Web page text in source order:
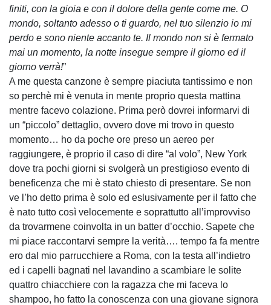
finiti, con la gioia e con il dolore della gente come me. O
mondo, soltanto adesso o ti guardo, nel tuo silenzio io mi
perdo e sono niente accanto te. Il mondo non si è fermato
mai un momento, la notte insegue sempre il giorno ed il
giorno verrà!”
A me questa canzone è sempre piaciuta tantissimo e non
so perchè mi è venuta in mente proprio questa mattina
mentre facevo colazione. Prima però dovrei informarvi di
un “piccolo” dettaglio, ovvero dove mi trovo in questo
momento… ho da poche ore preso un aereo per
raggiungere, è proprio il caso di dire “al volo”, New York
dove tra pochi giorni si svolgerà un prestigioso evento di
beneficenza che mi è stato chiesto di presentare. Se non
ve l’ho detto prima è solo ed eslusivamente per il fatto che
è nato tutto così velocemente e soprattutto all’improvviso
da trovarmene coinvolta in un batter d’occhio. Sapete che
mi piace raccontarvi sempre la verità…. tempo fa fa mentre
ero dal mio parrucchiere a Roma, con la testa all’indietro
ed i capelli bagnati nel lavandino a scambiare le solite
quattro chiacchiere con la ragazza che mi faceva lo
shampoo, ho fatto la conoscenza con una giovane signora